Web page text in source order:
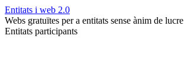
Entitats i web 2.0
Webs gratuïtes per a entitats sense ànim de lucre
Entitats participants